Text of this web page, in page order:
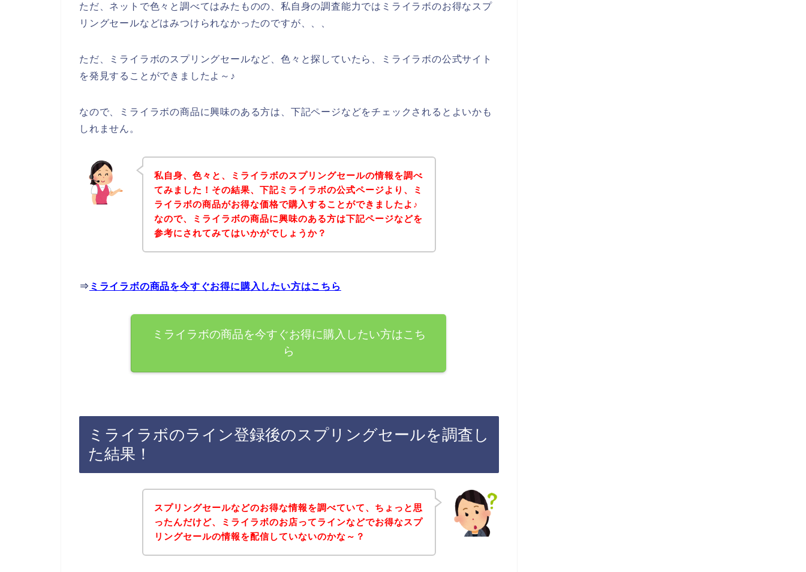
ただ、ネットで色々と調べてはみたものの、私自身の調査能力ではミライラボのお得なスプ
リングセールなどはみつけられなかったのですが、、、
ただ、ミライラボのスプリングセールなど、色々と探していたら、ミライラボの公式サイト
を発見することができましたよ～♪
なので、ミライラボの商品に興味のある方は、下記ページなどをチェックされるとよいかも
しれません。
私自身、色々と、ミライラボのスプリングセールの情報を調べ
てみました！その結果、下記ミライラボの公式ページより、ミ
ライラボの商品がお得な価格で購入することができましたよ♪
なので、ミライラボの商品に興味のある方は下記ページなどを
参考にされてみてはいかがでしょうか？
⇒ ミライラボの商品を今すぐお得に購入したい方はこちら
ミライラボの商品を今すぐお得に購入したい方はこち
ら
ミライラボのライン登録後のスプリングセールを調査し
た結果！
スプリングセールなどのお得な情報を調べていて、ちょっと思
ったんだけど、ミライラボのお店ってラインなどでお得なスプ
リングセールの情報を配信していないのかな～？